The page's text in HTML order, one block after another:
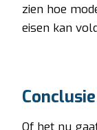
zien hoe
eisen kan
Conclusie